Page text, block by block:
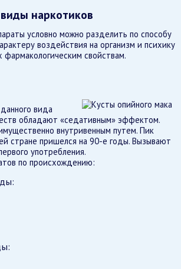
наркотиков
условно можно разделить по способу
воздействия на организм и психику
фармакологическим свойствам.
вида
обладают «седативным» эффектом.
внутривенным путем. Пик
стране пришелся на 90-е годы. Вызывают
употребления.
по происхождению: